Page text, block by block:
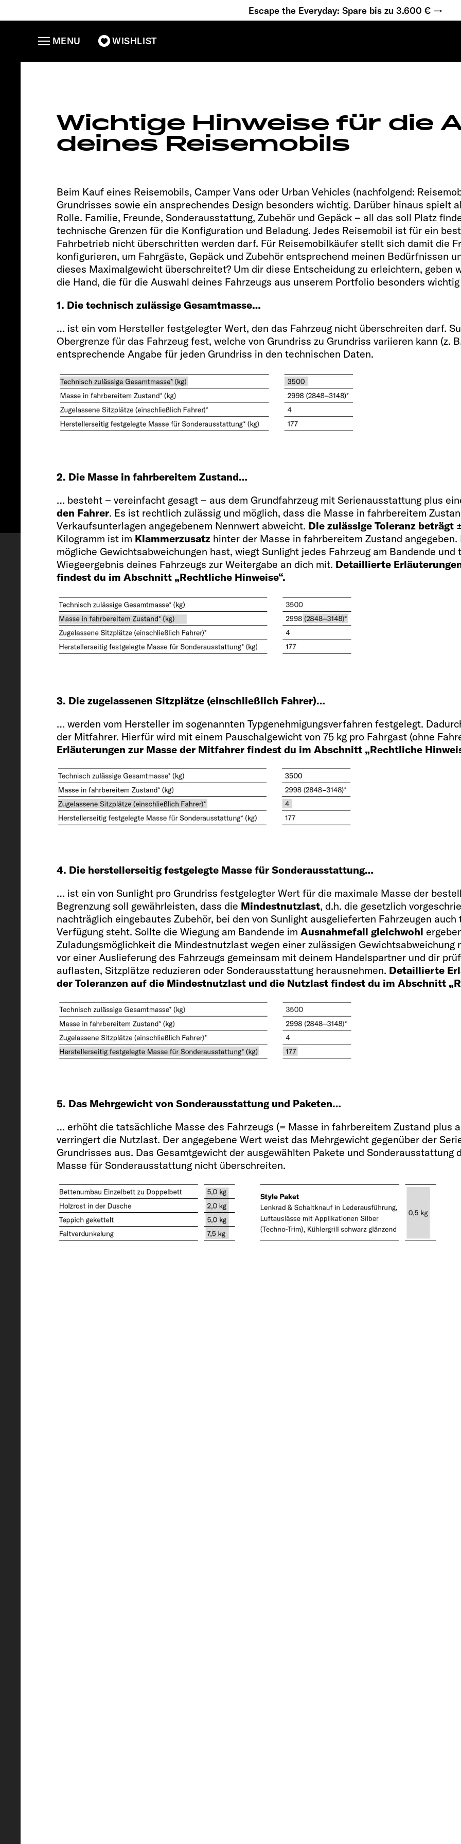
Escape the Everyday: Spare bis zu 3.600 € →
WISHLIST
MENU
Wichtige Hinweise für die
deines Reisemobils
Beim Kauf eines Reisemobils, Camper Vans oder Urban Vehicles (nachfolgend:
Grundrisses sowie ein ansprechendes Design besonders wichtig. Darüber hinaus spielt
Rolle. Familie, Freunde, Sonderausstattung, Zubehör und Gepäck – all das soll Platz
technische Grenzen für die Konfiguration und Beladung. Jedes Reisemobil ist für ein
Fahrbetrieb nicht überschritten werden darf. Für Reisemobilkäufer stellt sich damit die
konfigurieren, um Fahrgäste, Gepäck und Zubehör entsprechend meinen Bedürfnissen
dieses Maximalgewicht überschreitet? Um dir diese Entscheidung zu erleichtern, geben
die Hand, die für die Auswahl deines Fahrzeugs aus unserem Portfolio besonders
1. Die technisch zulässige Gesamtmasse…
… ist ein vom Hersteller festgelegter Wert, den das Fahrzeug nicht überschreiten darf.
Obergrenze für das Fahrzeug fest, welche von Grundriss zu Grundriss variieren kann (z.
entsprechende Angabe für jeden Grundriss in den technischen Daten.
2. Die Masse in fahrbereitem Zustand…
… besteht – vereinfacht gesagt – aus dem Grundfahrzeug mit Serienausstattung plus
den Fahrer. Es ist rechtlich zulässig und möglich, dass die Masse in fahrbereitem
Verkaufsunterlagen angegebenem Nennwert abweicht. Die zulässige Toleranz beträgt
Kilogramm ist im Klammerzusatz hinter der Masse in fahrbereitem Zustand
mögliche Gewichtsabweichungen hast, wiegt Sunlight jedes Fahrzeug am Bandende
Wiegeergebnis deines Fahrzeugs zur Weitergabe an dich mit. Detaillierte
findest du im Abschnitt „Rechtliche Hinweise“.
3. Die zugelassenen Sitzplätze (einschließlich Fahrer)…
… werden vom Hersteller im sogenannten Typgenehmigungsverfahren festgelegt.
der Mitfahrer. Hierfür wird mit einem Pauschalgewicht von 75 kg pro Fahrgast (ohne
Erläuterungen zur Masse der Mitfahrer findest du im Abschnitt „Rechtliche
4. Die herstellerseitig festgelegte Masse für Sonderausstattung…
… ist ein von Sunlight pro Grundriss festgelegter Wert für die maximale Masse der
Begrenzung soll gewährleisten, dass die Mindestnutzlast, d.h. die gesetzlich
nachträglich eingebautes Zubehör, bei den von Sunlight ausgelieferten Fahrzeugen
Verfügung steht. Sollte die Wiegung am Bandende im Ausnahmefall gleichwohl
Zuladungsmöglichkeit die Mindestnutzlast wegen einer zulässigen
vor einer Auslieferung des Fahrzeugs gemeinsam mit deinem Handelspartner und dir
auflasten, Sitzplätze reduzieren oder Sonderausstattung herausnehmen. Detaillierte
der Toleranzen auf die Mindestnutzlast und die Nutzlast findest du im Abschnitt
5. Das Mehrgewicht von Sonderausstattung und Paketen…
… erhöht die tatsächliche Masse des Fahrzeugs (= Masse in fahrbereitem Zustand plus
verringert die Nutzlast. Der angegebene Wert weist das Mehrgewicht gegenüber der
Grundrisses aus. Das Gesamtgewicht der ausgewählten Pakete und
Masse für Sonderausstattung nicht überschreiten.
CLIFF 540
Konfigurieren Besichtigungstermin
Fahrzeug
541 / 205 / 261 / 281 OPT cm
Innenhöhe
190
Chassis / Motor / Leistung kW (PS)
Fiat Ducato / 2.2 / 103 (140)
Masse in fahrbereitem Zustand (kg)*
2716 (2580 bis 2852)*
Sonderausstattung* (kg)
439
Technisch zulässige Gesamtmasse* (kg)
3500
2 + 2
Bettgröße hinten
195 x 133 -
185 x 87 - 63 OPT
Bettgröße
206 x 143 OPT
84
Steckdosen 230 V
3 / 2
Heizung